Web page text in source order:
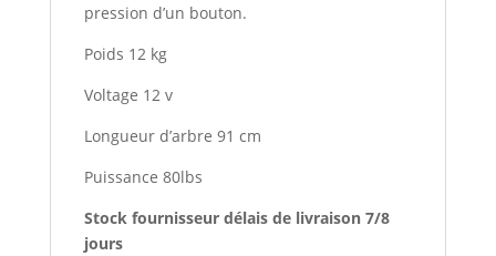
pression d’un bouton.
Poids 12 kg
Voltage 12 v
Longueur d’arbre 91 cm
Puissance 80lbs
Stock fournisseur délais de livraison 7/8
jours